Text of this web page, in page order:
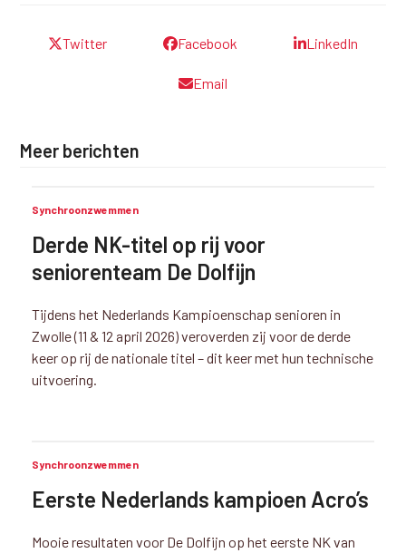
Twitter Facebook LinkedIn
Email
Meer berichten
Synchroonzwemmen
Derde NK-titel op rij voor
seniorenteam De Dolfijn
Tijdens het Nederlands Kampioenschap senioren in
Zwolle (11 & 12 april 2026) veroverden zij voor de derde
keer op rij de nationale titel – dit keer met hun technische
uitvoering.
Synchroonzwemmen
Eerste Nederlands kampioen Acro’s
Mooie resultaten voor De Dolfijn op het eerste NK van